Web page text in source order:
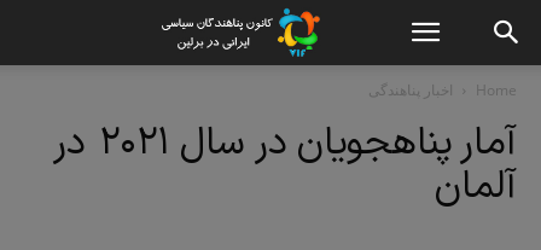
Home اخبار پناهندگی
آمار پناهجویان در سال ۲۰۲۱ در
آلمان